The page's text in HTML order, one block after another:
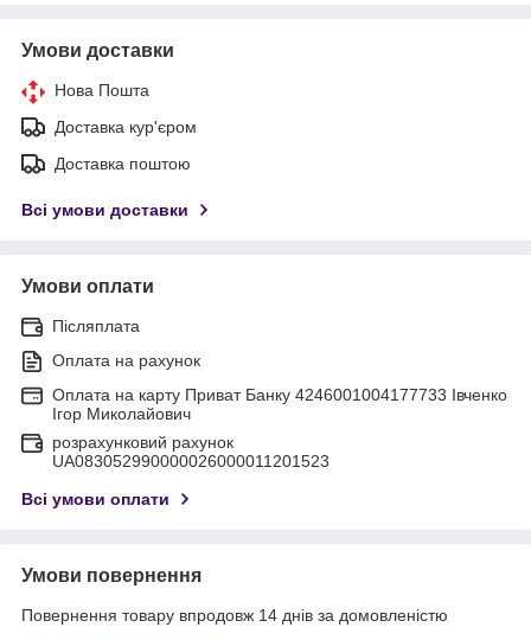
Умови доставки
Нова Пошта
Доставка кур'єром
Доставка поштою
Всі умови доставки
Умови оплати
Післяплата
Оплата на рахунок
Оплата на карту Приват Банку 4246001004177733 Івченко
Ігор Миколайович
розрахунковий рахунок
UA083052990000026000011201523
Всі умови оплати
Умови повернення
Повернення товару впродовж 14 днів за домовленістю